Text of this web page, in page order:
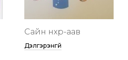
Сайн нөхөр-аав
Дэлгэрэнгүй